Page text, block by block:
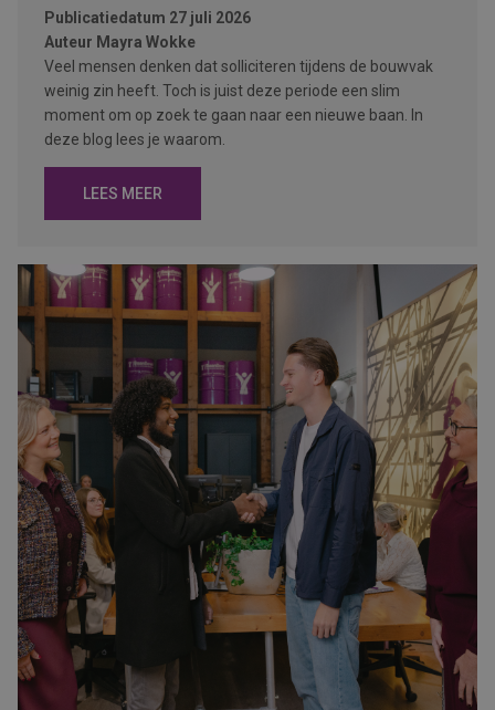
Publicatiedatum 27 juli 2026
Auteur Mayra Wokke
Veel mensen denken dat solliciteren tijdens de bouwvak
weinig zin heeft. Toch is juist deze periode een slim
moment om op zoek te gaan naar een nieuwe baan. In
deze blog lees je waarom.
LEES MEER